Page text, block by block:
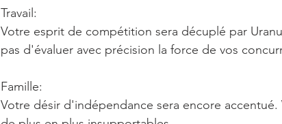
Travail:
Votre esprit de compétition sera décuplé par
pas d'évaluer avec précision la force de vos
Famille:
Votre désir d'indépendance sera encore